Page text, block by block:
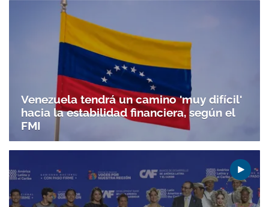
Venezuela tendrá un camino 'muy difícil'
hacia la estabilidad financiera, según el
FMI